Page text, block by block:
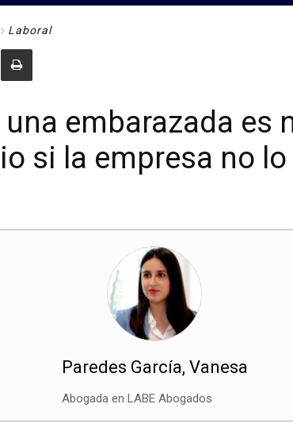
Laboral
embarazada es
si la empresa no lo
Paredes García, Vanesa
Abogada en LABE Abogados